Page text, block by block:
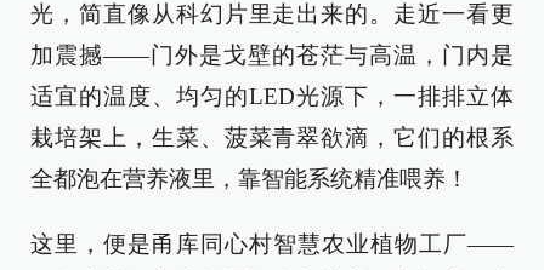
光，简直像从科幻片里走出来的。走近一看更
加震撼——门外是戈壁的苍茫与高温，门内是
适宜的温度、均匀的LED光源下，一排排立体
栽培架上，生菜、菠菜青翠欲滴，它们的根系
全都泡在营养液里，靠智能系统精准喂养！
这里，便是甬库同心村智慧农业植物工厂——